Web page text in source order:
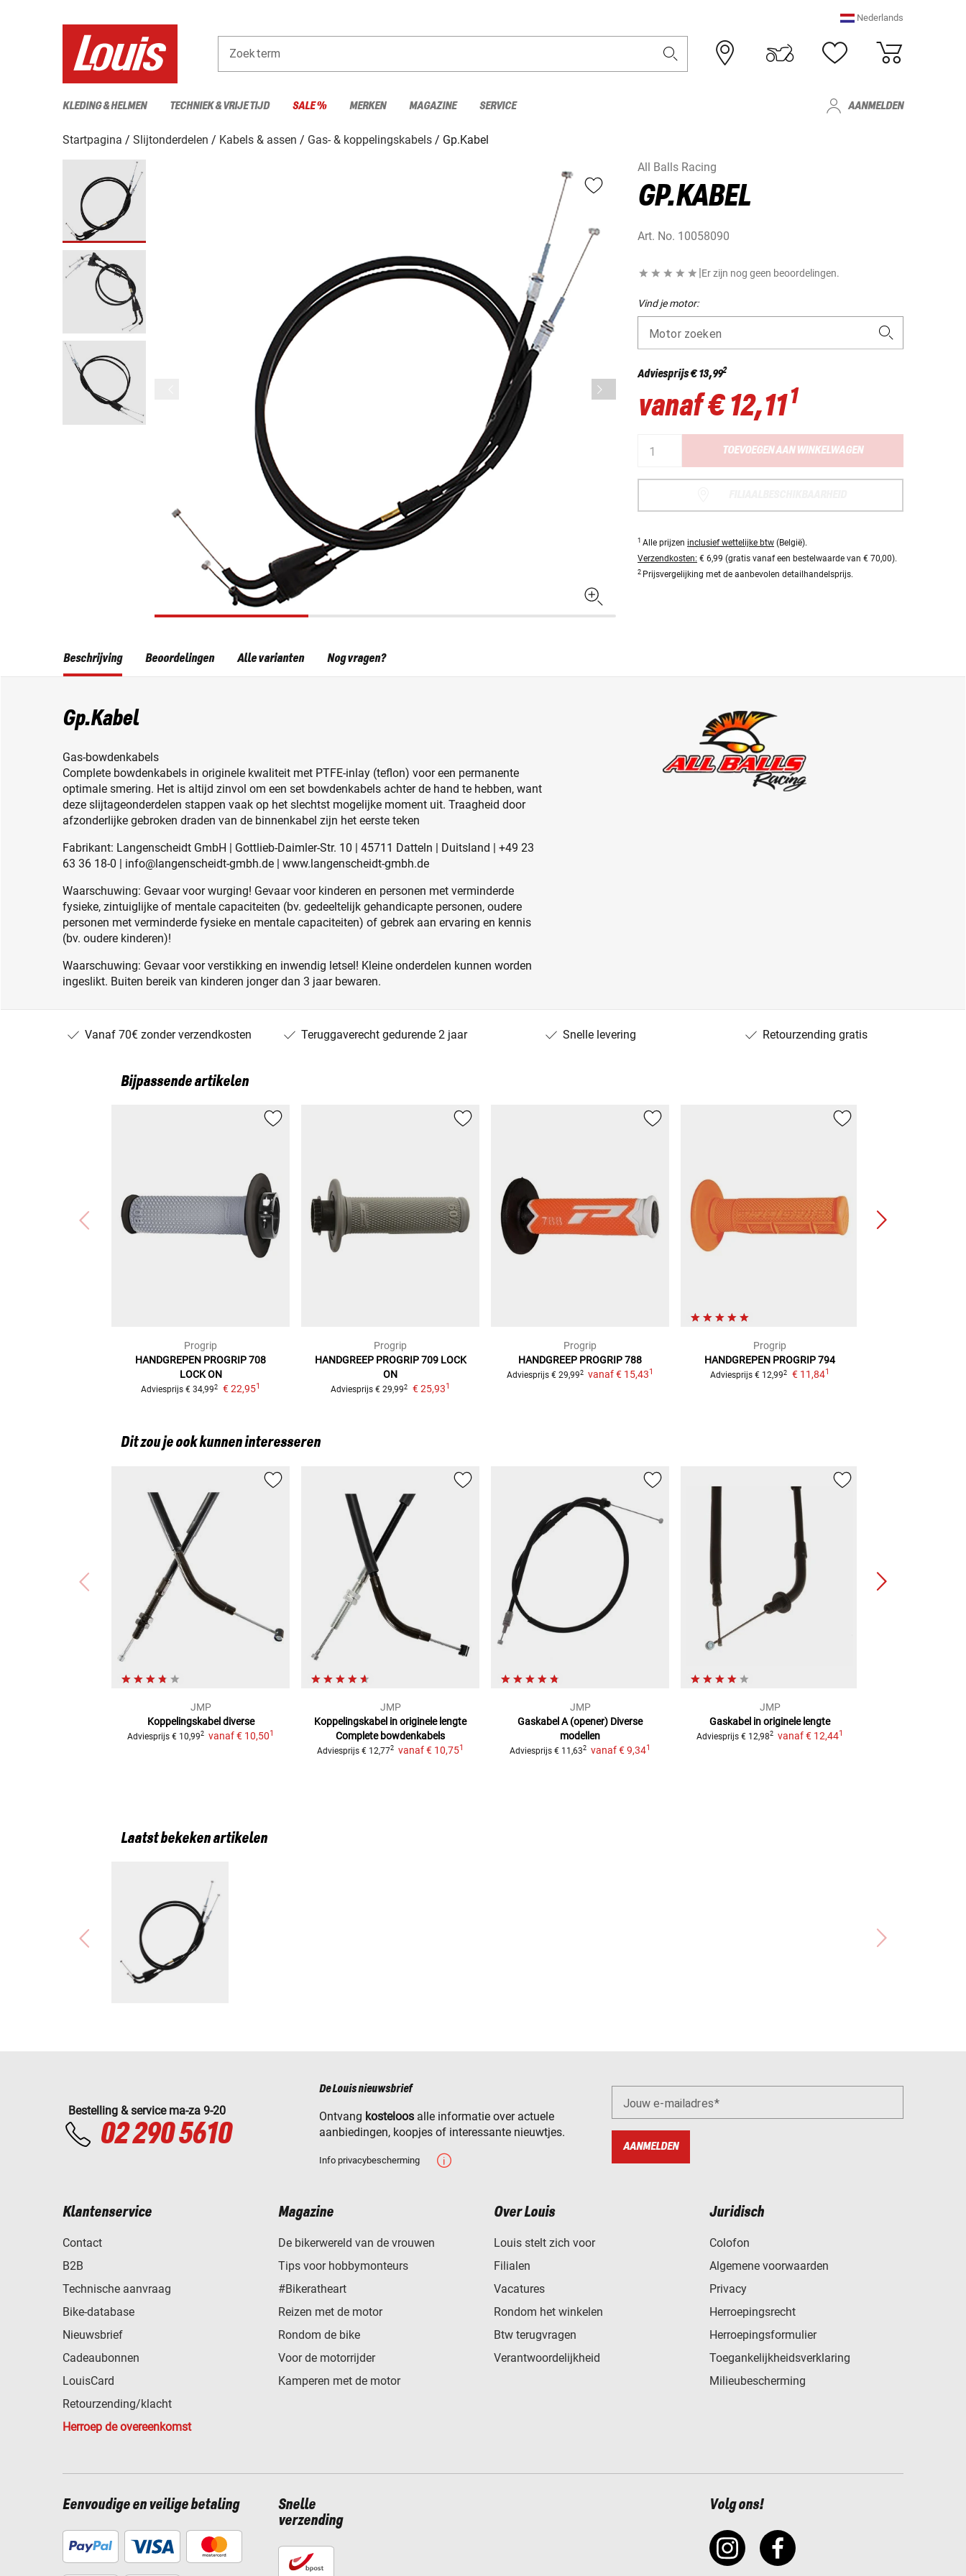
Nederlands
Zoekterm
KLEDING & HELMEN TECHNIEK & VRIJE TIJD SALE % MERKEN MAGAZINE SERVICE AANMELDEN
Startpagina Slijtonderdelen Kabels & assen Gas- & koppelingskabels
Gp.Kabel
All Balls Racing
GP.KABEL
Art. No. 10058090
|Er zijn nog geen beoordelingen.
Vind je motor:
Motor zoeken
Adviesprijs€ 13,992
vanaf€ 12,111
TOEVOEGEN AAN WINKELWAGEN
1 Alle prijzen inclusief wettelijke btw (België).
Verzendkosten: € 6,99 (gratis vanaf een bestelwaarde van € 70,00).
2 Prijsvergelijking met de aanbevolen detailhandelsprijs.
Beschrijving
Gp.Kabel
Gas-bowdenkabels
Complete bowdenkabels in originele kwaliteit met PTFE-inlay (teflon) voor een permanente
optimale smering. Het is altijd zinvol om een set bowdenkabels achter de hand te hebben, want
deze slijtageonderdelen stappen vaak op het slechtst mogelijke moment uit. Traagheid door
afzonderlijke gebroken draden van de binnenkabel zijn het eerste teken
Fabrikant: Langenscheidt GmbH | Gottlieb-Daimler-Str. 10 | 45711 Datteln | Duitsland | +49 23
63 36 18-0 | info@langenscheidt-gmbh.de | www.langenscheidt-gmbh.de
Waarschuwing: Gevaar voor wurging! Gevaar voor kinderen en personen met verminderde
fysieke, zintuiglijke of mentale capaciteiten (bv. gedeeltelijk gehandicapte personen, oudere
personen met verminderde fysieke en mentale capaciteiten) of gebrek aan ervaring en kennis
(bv. oudere kinderen)!
Waarschuwing: Gevaar voor verstikking en inwendig letsel! Kleine onderdelen kunnen worden
ingeslikt. Buiten bereik van kinderen jonger dan 3 jaar bewaren.
Beoordelingen Alle varianten Nog vragen?
Vanaf 70€ zonder verzendkosten Teruggaverecht gedurende 2 jaar Snelle levering Retourzending gratis
Bijpassende artikelen
Progrip
HANDGREPEN PROGRIP 708
LOCK ON
Adviesprijs € 34,992 € 22,951
Progrip
HANDGREEP PROGRIP 709 LOCK
ON
Adviesprijs € 29,992 € 25,931
Progrip
HANDGREEP PROGRIP 788
Adviesprijs € 29,992 vanaf€ 15,431
Progrip
HANDGREPEN PROGRIP 794
Adviesprijs € 12,992 € 11,841
Dit zou je ook kunnen interesseren
JMP
Koppelingskabel diverse
Adviesprijs € 10,992 vanaf€ 10,501
JMP
Koppelingskabel in originele lengte
Complete bowdenkabels
Adviesprijs € 12,772 vanaf€ 10,751
JMP
Gaskabel A (opener) Diverse
modellen
Adviesprijs € 11,632 vanaf€ 9,341
JMP
Gaskabel in originele lengte
Adviesprijs € 12,982 vanaf€ 12,441
Laatst bekeken artikelen
Bestelling & service ma-za 9-20
02 290 5610
De Louis nieuwsbrief
Ontvang kosteloos alle informatie over actuele
aanbiedingen, koopjes of interessante nieuwtjes.
Info privacybescherming
Jouw e-mailadres
AANMELDEN
Klantenservice
Contact
B2B
Technische aanvraag
Bike-database
Nieuwsbrief
Cadeaubonnen
LouisCard
Retourzending/klacht
Herroep de overeenkomst
Magazine
De bikerwereld van de vrouwen
Tips voor hobbymonteurs
#Bikeratheart
Reizen met de motor
Rondom de bike
Voor de motorrijder
Kamperen met de motor
Over Louis
Louis stelt zich voor
Filialen
Vacatures
Rondom het winkelen
Btw terugvragen
Verantwoordelijkheid
Juridisch
Colofon
Algemene voorwaarden
Privacy
Herroepingsrecht
Herroepingsformulier
Toegankelijkheidsverklaring
Milieubescherming
Eenvoudige en veilige betaling
Snelle
verzending
Volg ons!